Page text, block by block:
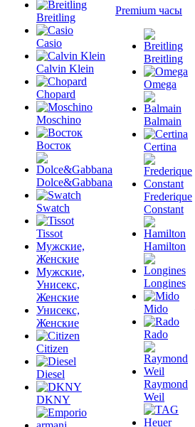
Breitling
Casio
Calvin Klein
Chopard
Moschino
Восток
Dolce&Gabbana
Swatch
Tissot
Мужские,
Женские
Мужские,
Унисекс,
Женские
Унисекс,
Женские
Citizen
Diesel
DKNY
Premium часы
Breitling
Omega
Balmain
Certina
Frederique
Constant
Hamilton
Longines
Mido
Rado
Raymond
Weil